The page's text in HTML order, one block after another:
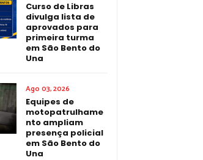
Curso de Libras
divulga lista de
aprovados para
primeira turma
em São Bento do
Una
Ago 03, 2026
Equipes de
motopatrulhame
nto ampliam
presença policial
em São Bento do
Una